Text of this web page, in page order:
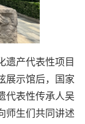
遗产代表性项目
展示馆后，国家
代表性传承人吴
师生们共同讲述